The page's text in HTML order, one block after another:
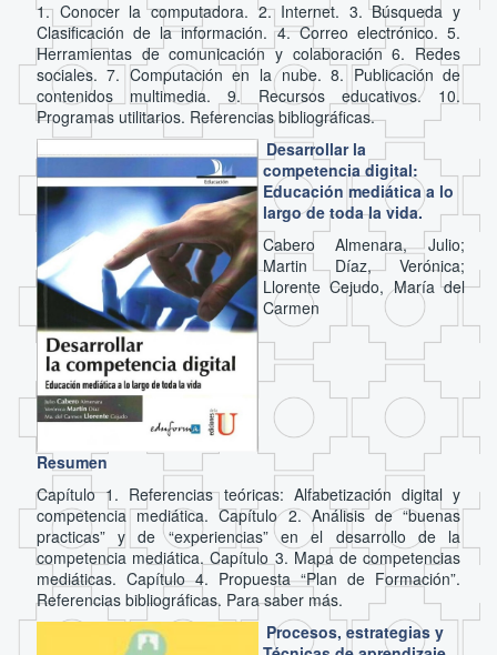
1. Conocer la computadora. 2. Internet. 3. Búsqueda y
Clasificación de la información. 4. Correo electrónico. 5.
Herramientas de comunicación y colaboración 6. Redes
sociales. 7. Computación en la nube. 8. Publicación de
contenidos multimedia. 9. Recursos educativos. 10.
Programas utilitarios. Referencias bibliográficas.
Desarrollar la
competencia digital:
Educación mediática a lo
largo de toda la vida.
Cabero Almenara, Julio;
Martin Díaz, Verónica;
Llorente Cejudo, María del
Carmen
Resumen
Capítulo 1. Referencias teóricas: Alfabetización digital y
competencia mediática. Capítulo 2. Análisis de “buenas
practicas” y de “experiencias” en el desarrollo de la
competencia mediática. Capítulo 3. Mapa de competencias
mediáticas. Capítulo 4. Propuesta “Plan de Formación”.
Referencias bibliográficas. Para saber más.
Procesos, estrategias y